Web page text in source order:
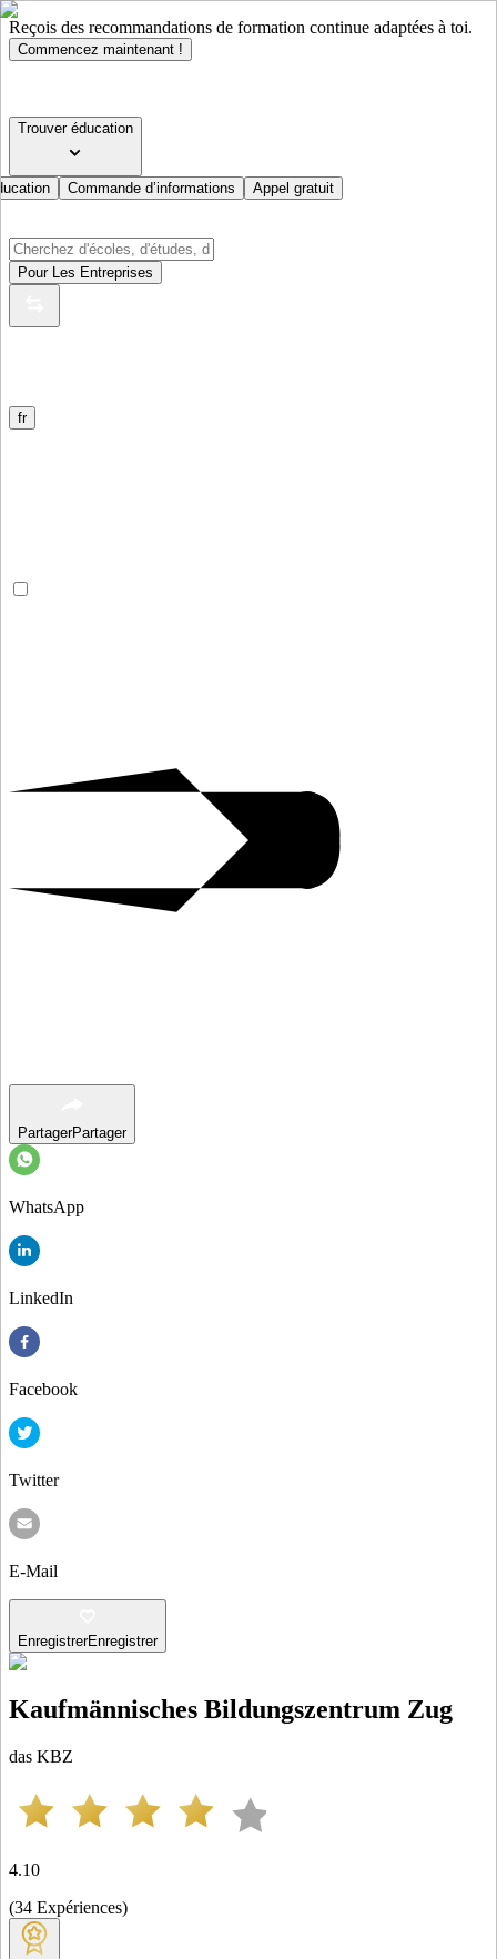
Reçois des recommandations de formation continue adaptées à toi.
Commencez maintenant !
Trouver éducation
Commande d’informations Appel gratuit
Pour Les Entreprises
fr
PartagerPartager
WhatsApp
LinkedIn
Facebook
Twitter
E-Mail
EnregistrerEnregistrer
Kaufmännisches Bildungszentrum Zug
das KBZ
4.10
(34 Expériences)